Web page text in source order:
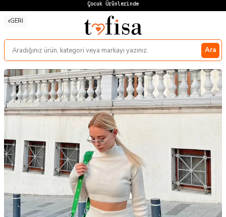
Çocuk Ürünlerinde 4
GERI
Ara